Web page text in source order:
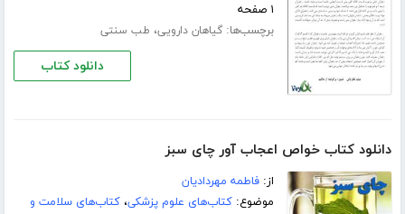
۱ صفحه
برچسب‌ها:گیاهان دارویی، طب سنتی
دانلود کتاب
دانلود کتاب خواص اعجاب آور چای سبز
از:فاطمه مهردادیان
موضوع:کتاب‌های علوم پزشکی،کتاب‌های سلامت و